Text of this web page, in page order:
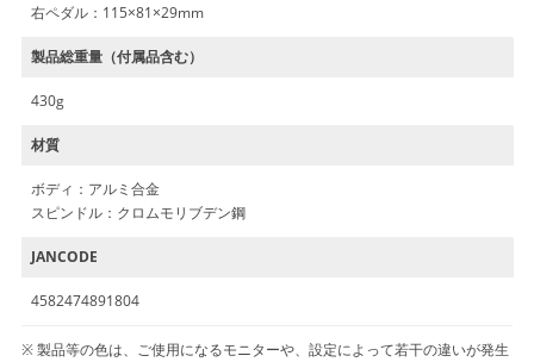
右ペダル：115×81×29mm
製品総重量（付属品含む）
430g
材質
ボディ：アルミ合金
スピンドル：クロムモリブデン鋼
JANCODE
4582474891804
製品等の色は、ご使用になるモニターや、設定によって若干の違いが発生